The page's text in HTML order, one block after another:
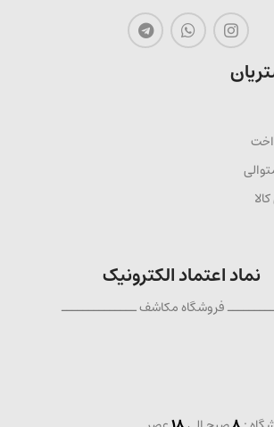
نماد اعتماد الکترونیک
فروشگاه مکاشف ــــــــــــــ